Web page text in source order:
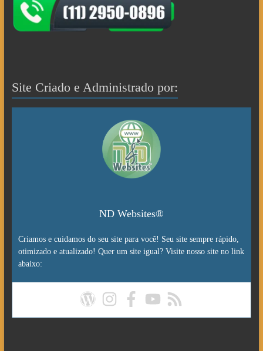
Site Criado e Administrado por:
ND Websites®
Criamos e cuidamos do seu site para você! Seu site sempre rápido,
otimizado e atualizado! Quer um site igual? Visite nosso site no link
abaixo: